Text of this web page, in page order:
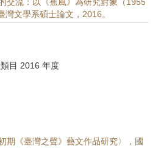
文學系碩士論文，2016。
目 2016 年度
期《臺灣之聲》藝文作品研究〉，國